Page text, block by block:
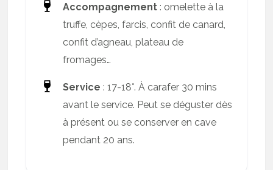
Accompagnement : omelette à la
truffe, cèpes, farcis, confit de canard,
confit d’agneau, plateau de
fromages…
Service : 17-18°. À carafer 30 mins
avant le service. Peut se déguster dès
à présent ou se conserver en cave
pendant 20 ans.